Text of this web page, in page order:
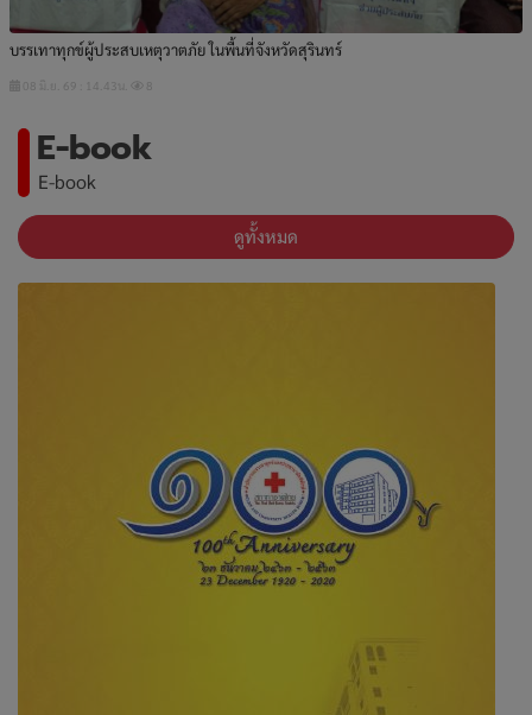
บรรเทาทุกข์ผู้ประสบเหตุวาตภัย ในพื้นที่จังหวัดสุรินทร์
08 มิ.ย. 69 : 14.43น. 8
E-book
E-book
ดูทั้งหมด